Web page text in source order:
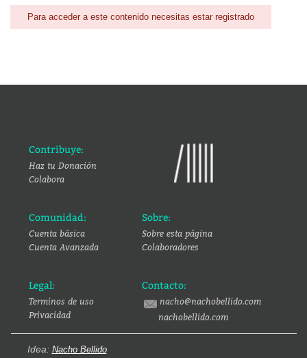
Para acceder a este contenido necesitas estar registrado
Contribuye:
Haz tu Donación
Colabora
Comunidad:
Cuenta básica
Cuenta Avanzada
Sobre:
Sobre esta página
Colaboradores
Legal:
Terminos de uso
Privacidad
Contacto:
nacho@nachobellido.com
nachobellido.com
Idea: Nacho Bellido